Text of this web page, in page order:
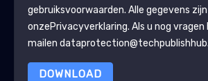
gebruiksvoorwaarden. Alle gegevens
onzePrivacyverklaring. Als u nog
mailen
DOWNLOAD